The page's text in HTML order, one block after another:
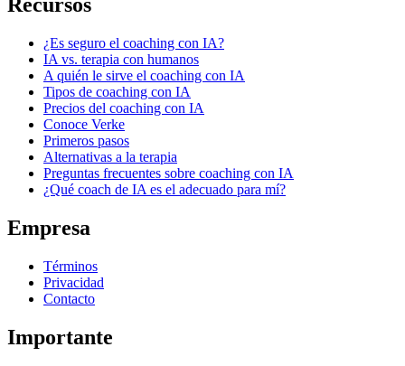
¿Es seguro el coaching con IA?
IA vs. terapia con humanos
A quién le sirve el coaching con IA
Tipos de coaching con IA
Precios del coaching con IA
Conoce Verke
Primeros pasos
Alternativas a la terapia
Preguntas frecuentes sobre coaching con IA
¿Qué coach de IA es el adecuado para mí?
Empresa
Términos
Privacidad
Contacto
Importante